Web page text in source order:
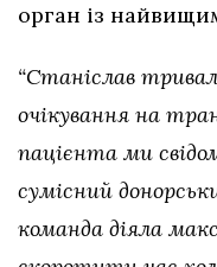
орган із
“Станіслав
очікування на
пацієнта ми
сумісний
команда діяла